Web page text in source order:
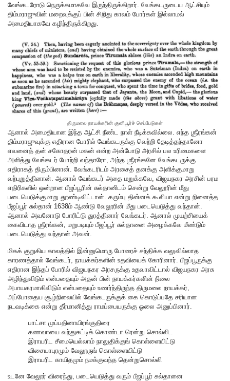
வேங்கடரோடு நெருக்கமாகவே இருந்திருக்கிறார். வேங்கடருடைய ஆட்சியும்
திம்மராஜுவின் மறைவுக்குப் பின் சிறிது காலம் போர்கள் இல்லாமல்
அமைதியாகவே கழிந்திருக்கிறது.
திருமலை நாயக்கரின் குனியூர்ச் செப்பேடுகள்
ஆனால் அமைதியான இந்த ஆட்சி நீண்ட நாள் நீடிக்கவில்லை. எந்த ஶ்ரீரங்கன்
திம்மராஜுவுக்கு எதிரான போரில் வேங்கடருக்கு வெற்றி தேடித்தந்தானோ
எவனைத் தன் சகோதரன் மகன் என்ற அன்போடு அரசில் பல உரிமைகளை
அளித்து வேங்கடர் போற்றி வந்தாரோ, அந்த ஶ்ரீரங்கனே வேங்கடருக்கு
எதிராகத் திரும்பினான். வேங்கடரிடம் அரசைத் தனக்கு அளிக்குமாறு
வற்புறுத்தினான். ஆனால் வேங்கடர் அதை மறுக்கவே, விஜயநகர அரசின் பரம
எதிரிகளில் ஒன்றான பீஜப்பூரின் சுல்தானிடம் சென்று வேலூரின் மீது
படையெடுக்குமாறு தூண்டிவிட்டான். கரும்பு தின்னக் கூலியா என்று நினைத்த
பீஜப்பூர் சுல்தான் 1638ம் ஆண்டு வேலூரின் மீது படையெடுத்து வந்தான்.
ஆனால் அவனோடு போரிட்டு துரத்தினார் வேங்கடர். ஆனால் முயற்சியைக்
கைவிடாத ஶ்ரீரங்கன், மறுபடியும் பீஜப்பூர் சுல்தானை அழைக்கவே மீண்டும்
படையெடுத்து வந்தான் அவன்.
மிகக் குறுகிய காலத்தில் இன்னுமொரு போரைச் சந்திக்க வலுவில்லாத
காரணத்தால் வேங்கடர், நாயக்கர்களின் உதவியைக் கோரினார். பீஜப்பூருக்கு
எதிரான இந்தப் போரில் விஜயநகர அரசருக்கு உதவாவிட்டால் விஜயநகர அரசு
அழிந்துவிடும் என்பதையும் அதன் பின் நாயக்கர்களின் நிலை
அபாயகரமாகிவிடும் என்பதையும் உணர்ந்திருந்த திருமலை நாயக்கர்,
அப்போதைய சூழ்நிலையில் வேங்கடருக்குக் கை கொடுப்பதே சரியான
நடவடிக்கை என்று தீர்மானித்து ராமப்பையருக்கு ஓலை அனுப்பினார்.
பாட்சா முப்பதினாயிரங்குதிரை
கணவாயை வந்துகட்டிக் கொண்டா ரென்று சொல்லி..
இராயரிட சீமையெல்லாம் நாலுதிக்குங் கொள்ளையிட்டு
விசையாபுரமும் வேலூருங் கொள்ளையிட்டு
இராயரிட காயிதமும் நமக்குவந்த தென்றுசொல்லி
உடனே வேலூர் விரைந்து, படையெடுத்து வரும் பீஜப்பூர் சுல்தானை